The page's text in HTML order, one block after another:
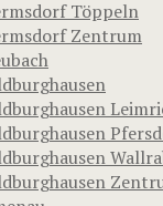
Töppeln
Zentrum